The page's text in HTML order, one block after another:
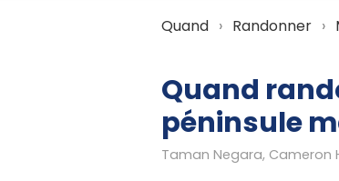
Quand Randonner
Quand
péninsule